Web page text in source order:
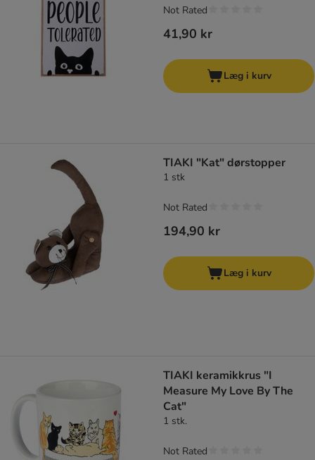
41,90 kr
Not Rated
Læg i kurv
TIAKI "Kat" dørstopper
1 stk
194,90 kr
Not Rated
Læg i kurv
TIAKI keramikkrus "I
Measure My Love By The
Cat"
1 stk.
Not Rated